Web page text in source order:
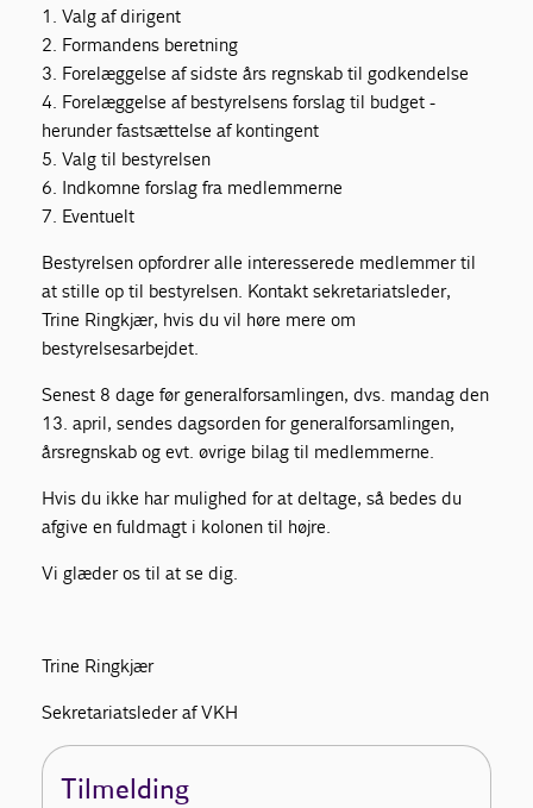
1. Valg af dirigent
2. Formandens beretning
3. Forelæggelse af sidste års regnskab til godkendelse
4. Forelæggelse af bestyrelsens forslag til budget -
herunder fastsættelse af kontingent
5. Valg til bestyrelsen
6. Indkomne forslag fra medlemmerne
7. Eventuelt
Bestyrelsen opfordrer alle interesserede medlemmer til
at stille op til bestyrelsen. Kontakt sekretariatsleder,
Trine Ringkjær, hvis du vil høre mere om
bestyrelsesarbejdet.
Senest 8 dage før generalforsamlingen, dvs. mandag den
13. april, sendes dagsorden for generalforsamlingen,
årsregnskab og evt. øvrige bilag til medlemmerne.
Hvis du ikke har mulighed for at deltage, så bedes du
afgive en fuldmagt i kolonen til højre.
Vi glæder os til at se dig.
Trine Ringkjær
Sekretariatsleder af VKH
Tilmelding